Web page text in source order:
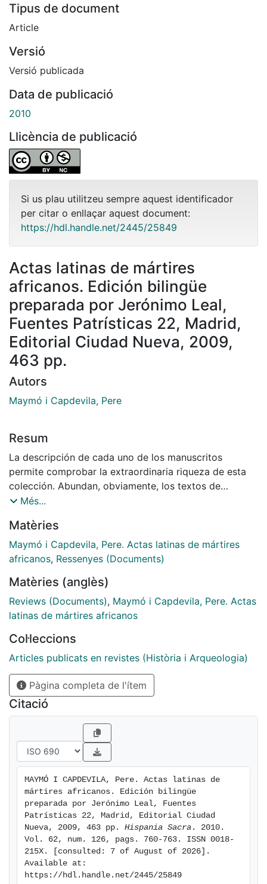
Tipus de document
Article
Versió
Versió publicada
Data de publicació
2010
Llicència de publicació
Si us plau utilitzeu sempre aquest identificador
per citar o enllaçar aquest document:
https://hdl.handle.net/2445/25849
Actas latinas de mártires
africanos. Edición bilingüe
preparada por Jerónimo Leal,
Fuentes Patrísticas 22, Madrid,
Editorial Ciudad Nueva, 2009,
463 pp.
Autors
Maymó i Capdevila, Pere
Resum
La descripción de cada uno de los manuscritos
permite comprobar la extraordinaria riqueza de esta
colección. Abundan, obviamente, los textos de
derecho canónico, pero no escasean los de derecho
de la Seu d¿Urgell se encuentra lo más granado de la
literatura jurídica de la Baja Edad Media, acrecentada
concretamente por la recopilación del derecho en
milenio de la era cristiana.
Més...
Matèries
Maymó i Capdevila, Pere. Actas latinas de mártires
africanos, Ressenyes (Documents)
Matèries (anglès)
Reviews (Documents), Maymó i Capdevila, Pere. Actas
latinas de mártires africanos
Col·leccions
Articles publicats en revistes (Història i Arqueologia)
Pàgina completa de l'ítem
Citació
MAYMÓ I CAPDEVILA, Pere. Actas latinas de
mártires africanos. Edición bilingüe
preparada por Jerónimo Leal, Fuentes
Patrísticas 22, Madrid, Editorial Ciudad
Nueva, 2009, 463 pp. Hispania Sacra . 2010.
Vol. 62, num. 126, pags. 760-763. ISSN 0018-
215X. [consulted: 7 of August of 2026].
Available at:
https://hdl.handle.net/2445/25849